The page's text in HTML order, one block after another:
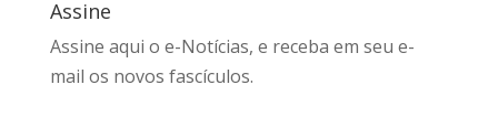
Assine
Assine aqui o e-Notícias, e receba em seu e-
mail os novos fascículos.